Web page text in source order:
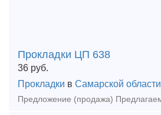
Прокладки ЦП 638
36 руб.
Прокладки в Самарской области